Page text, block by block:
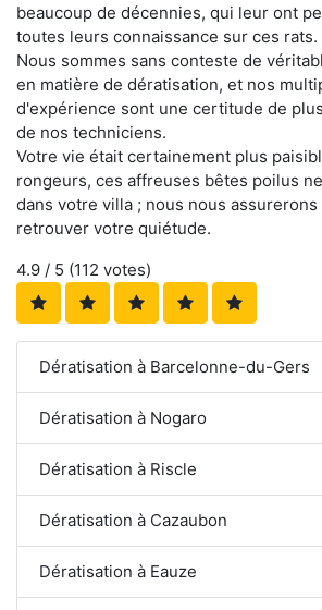
beaucoup de décennies, qui leur ont
toutes leurs connaissance sur ces rats.
Nous sommes sans conteste de
en matière de dératisation, et nos
d'expérience sont une certitude de
de nos techniciens.
Votre vie était certainement plus
rongeurs, ces affreuses bêtes poilus
dans votre villa ; nous nous
retrouver votre quiétude.
4.9 / 5 (112 votes)
Dératisation à Barcelonne-du-Gers
Dératisation à Nogaro
Dératisation à Riscle
Dératisation à Cazaubon
Dératisation à Eauze